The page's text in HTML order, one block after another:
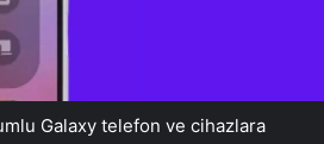
Galaxy telefon ve cihazlara